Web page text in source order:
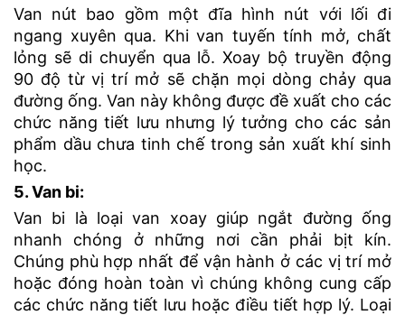
Van nút bao gồm một đĩa hình nút với lối đi
ngang xuyên qua. Khi van tuyến tính mở, chất
lỏng sẽ di chuyển qua lỗ. Xoay bộ truyền động
90 độ từ vị trí mở sẽ chặn mọi dòng chảy qua
đường ống. Van này không được đề xuất cho các
chức năng tiết lưu nhưng lý tưởng cho các sản
phẩm dầu chưa tinh chế trong sản xuất khí sinh
học.
5. Van bi:
Van bi là loại van xoay giúp ngắt đường ống
nhanh chóng ở những nơi cần phải bịt kín.
Chúng phù hợp nhất để vận hành ở các vị trí mở
hoặc đóng hoàn toàn vì chúng không cung cấp
các chức năng tiết lưu hoặc điều tiết hợp lý. Loại